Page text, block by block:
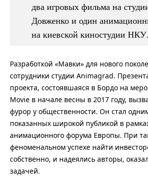
два игровых фильма на
Довженко и один
на киевской киностудии НКУ.
Разработкой «Мавки» для нового
сотрудники студии Animagrad.
проекта, состоявшаяся в Бордо на
Movie в начале весны в 2017 году,
фурор у общественности. Он стал
показанных широкой публикой в
анимационного форума Европы. При
феноменальном успехе найти
собственно, и надеялись авторы,
задачей.